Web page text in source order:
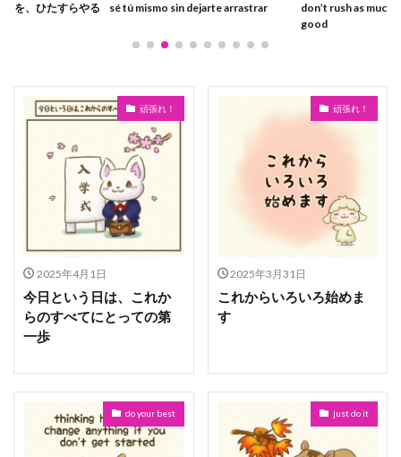
を、ひたすらやる sé tú mismo sin dejarte arrastrar
don’t rush as much
good
頑張れ！
2025年4月1日
今日という日は、これか
らのすべてにとっての第
一歩
頑張れ！
2025年3月31日
これからいろいろ始めま
す
do your best just do it